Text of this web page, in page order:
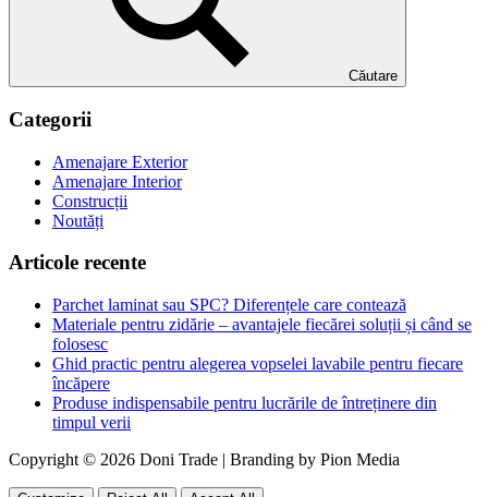
Căutare
Categorii
Amenajare Exterior
Amenajare Interior
Construcții
Noutăți
Articole recente
Parchet laminat sau SPC? Diferențele care contează
Materiale pentru zidărie – avantajele fiecărei soluții și când se
folosesc
Ghid practic pentru alegerea vopselei lavabile pentru fiecare
încăpere
Produse indispensabile pentru lucrările de întreținere din
timpul verii
Copyright © 2026 Doni Trade | Branding by Pion Media